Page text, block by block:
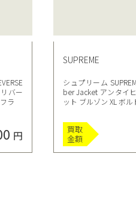
バー
ラ
円
SUPREME
シュプリーム
ber Jacket アンタイ
ット ブルゾン XL ボル
買取
金額